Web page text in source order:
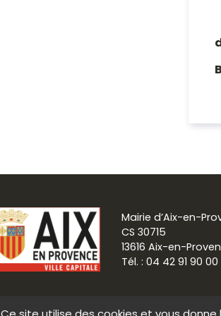
Mairie d’Aix-en-
CS 30715
13616 Aix-en-
Tél. : 04 42 91 90 00